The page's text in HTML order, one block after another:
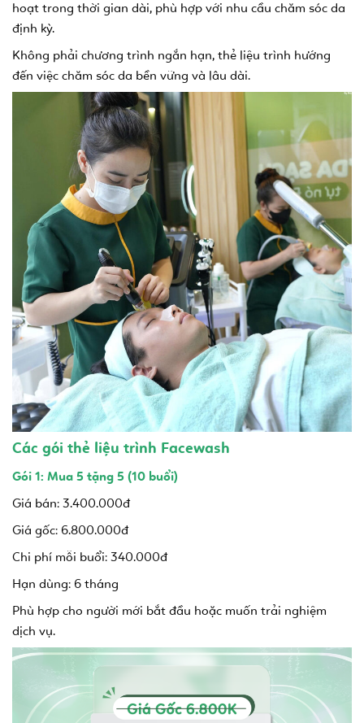
hoạt trong thời gian dài, phù hợp với nhu cầu chăm sóc da
định kỳ.
Không phải chương trình ngắn hạn, thẻ liệu trình hướng
đến việc chăm sóc da bền vững và lâu dài.
Các gói thẻ liệu trình Facewash
Gói 1: Mua 5 tặng 5 (10 buổi)
Giá bán: 3.400.000đ
Giá gốc: 6.800.000đ
Chi phí mỗi buổi: 340.000đ
Hạn dùng: 6 tháng
Phù hợp cho người mới bắt đầu hoặc muốn trải nghiệm
dịch vụ.